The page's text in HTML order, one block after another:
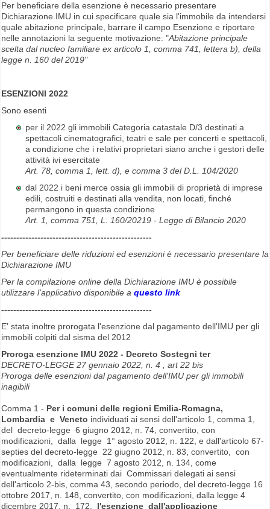
Per beneficiare della esenzione è necessario presentare
Dichiarazione IMU in cui specificare quale sia l'immobile da intendersi
quale abitazione principale, barrare il campo Esenzione e riportare
nelle annotazioni la seguente motivazione: "Abitazione principale
scelta dal nucleo familiare ex articolo 1, comma 741, lettera b), della
legge n. 160 del 2019"
ESENZIONI 2022
Sono esenti
per il 2022 gli immobili Categoria catastale D/3 destinati a
spettacoli cinematografici, teatri e sale per concerti e spettacoli,
a condizione che i relativi proprietari siano anche i gestori delle
attività ivi esercitate
Art. 78, comma 1, lett. d), e comma 3 del D.L. 104/2020
dal 2022 i beni merce ossia gli immobili di proprietà di imprese
edili, costruiti e destinati alla vendita, non locati, finché
permangono in questa condizione
Art. 1, comma 751, L. 160/20219 - Legge di Bilancio 2020
--------------------------------------------------
Per beneficiare delle riduzioni ed esenzioni è necessario presentare la
Dichiarazione IMU
Per la compilazione online della Dichiarazione IMU è possibile
utilizzare l'applicativo disponibile a questo link
--------------------------------------------------
E' stata inoltre prorogata l'esenzione dal pagamento dell'IMU per gli
immobili colpiti dal sisma del 2012
Proroga esenzione IMU 2022 - Decreto Sostegni ter
DECRETO-LEGGE 27 gennaio 2022, n. 4 , art 22 bis
Proroga delle esenzioni dal pagamento dell'IMU per gli immobili
inagibili
Comma 1 - Per i comuni delle regioni Emilia-Romagna,
Lombardia e Veneto individuati ai sensi dell'articolo 1, comma 1,
del decreto-legge 6 giugno 2012, n. 74, convertito, con
modificazioni, dalla legge 1° agosto 2012, n. 122, e dall'articolo 67-
septies del decreto-legge 22 giugno 2012, n. 83, convertito, con
modificazioni, dalla legge 7 agosto 2012, n. 134, come
eventualmente rideterminati dai Commissari delegati ai sensi
dell'articolo 2-bis, comma 43, secondo periodo, del decreto-legge 16
ottobre 2017, n. 148, convertito, con modificazioni, dalla legge 4
dicembre 2017, n. 172,
l'esenzione dall'applicazione